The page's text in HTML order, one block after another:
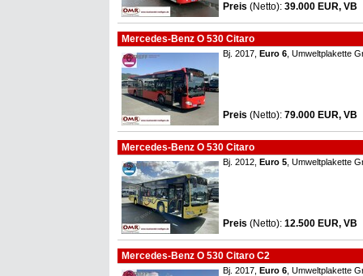
Preis (Netto): 39.000 EUR, VB
Mercedes-Benz O 530 Citaro
Bj. 2017, Euro 6 , Umweltplakette
Preis (Netto): 79.000 EUR, VB
Mercedes-Benz O 530 Citaro
Bj. 2012, Euro 5 , Umweltplakette
Preis (Netto): 12.500 EUR, VB
Mercedes-Benz O 530 Citaro C2
Bj. 2017, Euro 6 , Umweltplakette